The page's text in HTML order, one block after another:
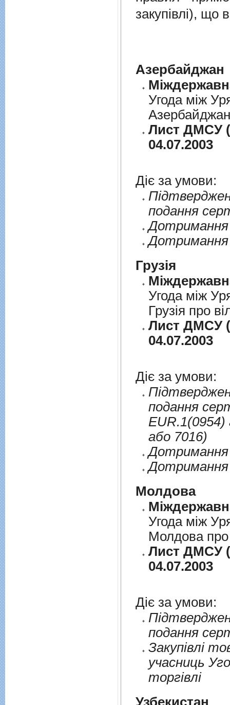
закупівлі), що
Азербайджан
Угода між
Лист ДМСУ
04.07.2003
Діє за умови:
подання
Дотримання
Дотримання
Грузія
Угода між
Грузія про
Лист ДМСУ
04.07.2003
Діє за умови:
подання
EUR.1(0954)
або 7016)
Дотримання
Дотримання
Молдова
Угода між
Молдова про
Лист ДМСУ
04.07.2003
Діє за умови:
подання
Закупiвлi
учасниць
торгiвлi